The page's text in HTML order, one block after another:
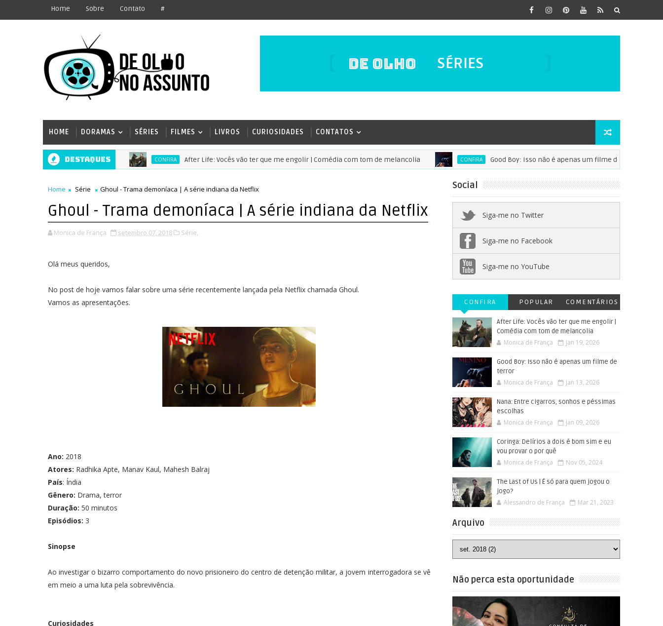
Home Sobre Contato #
DE OLHO
NOS FILMES
SÉRIES
NO ASSUNTO!
HOME DORAMAS SÉRIES FILMES LIVROS CURIOSIDADES CONTATOS
Destaques CONFIRA After Life: Vocês vão ter que me engolir | Comédia com tom de melancolia CONFIRA Good Boy: Isso não é apenas um filme de terror
Home Série Ghoul - Trama demoníaca | A série indiana da Netflix
Ghoul - Trama demoníaca | A série indiana da Netflix
Monica de França setembro 07, 2018 Série,
Olá meus queridos,
No post de hoje vamos falar sobre uma série recentemente lançada pela Netflix chamada Ghoul.
Vamos as apresentações.
Ano: 2018
Atores: Radhika Apte, Manav Kaul, Mahesh Balraj
País: Índia
Gênero: Drama, terror
Duração: 50 minutos
Episódios: 3
Sinopse
Ao investigar o bizarro comportamento do novo prisioneiro do centro de detenção militar, a jovem interrogadora se vê
em meio a uma luta pela sobrevivência.
Curiosidades
Social
Siga-me no Twitter
Siga-me no Facebook
Siga-me no YouTube
CONFIRA POPULAR COMENTÁRIOS
After Life: Vocês vão ter que me engolir |
Comédia com tom de melancolia
Monica de França Jan 19, 2026
Good Boy: Isso não é apenas um filme de
terror
Monica de França Jan 13, 2026
Nana: Entre cigarros, sonhos e péssimas
escolhas
Monica de França Jan 09, 2026
Coringa: Delírios a dois é bom sim e eu
vou provar o por quê
Monica de França Nov 05, 2024
The Last of Us | É só para quem jogou o
jogo?
Alessandro de França Mar 21, 2023
Arquivo
Não perca esta oportunidade